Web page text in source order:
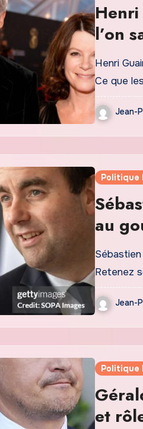
Henri
l’on
Henri
Ce que
Jean-
Politique
au
Retenez
Jean-
Politique
et